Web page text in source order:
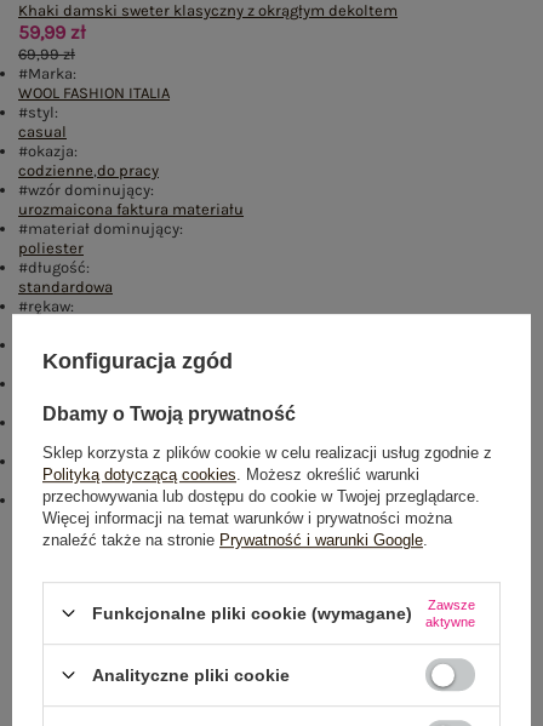
Khaki damski sweter klasyczny z okrągłym dekoltem
59,99 zł
69,99 zł
#Marka:
WOOL FASHION ITALIA
#styl:
casual
#okazja:
codzienne,do pracy
#wzór dominujący:
urozmaicona faktura materiału
#materiał dominujący:
poliester
#długość:
standardowa
#rękaw:
okrągły
brak
#skład materiału :
65% poliester
35% bawełna
#sposób prania :
pranie w pralce w 30°C
#modelka:
Modelka ma na sobie rozmiar one size. Wymiary modelki: wzrost 175
cm, biust 84 cm, talia 61 cm, biodra 91 cm
Rozmiar: One size
Centrum Logistyczne Nadarzyn
Konfiguracja zgód
Dbamy o Twoją prywatność
Sklep korzysta z plików cookie w celu realizacji usług zgodnie z
Polityką dotyczącą cookies . Możesz określić warunki
przechowywania lub dostępu do cookie w Twojej przeglądarce.
Więcej informacji na temat warunków i prywatności można
znaleźć także na stronie Prywatność i warunki Google
Funkcjonalne pliki cookie (wymagane)
Zawsze
aktywne
Analityczne pliki cookie